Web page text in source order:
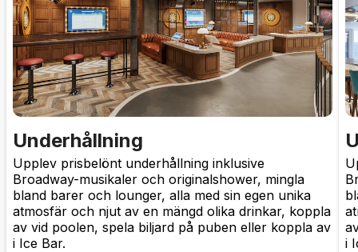
Underhållning
Upplev prisbelönt underhållning inklusive
Broadway-musikaler och originalshower, mingla
bland barer och lounger, alla med sin egen unika
atmosfär och njut av en mängd olika drinkar, koppla
av vid poolen, spela biljard på puben eller koppla av
i Ice Bar.
i